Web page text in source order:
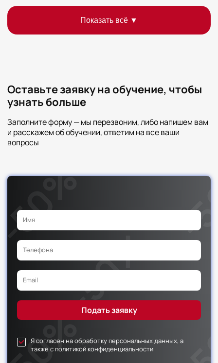
Оставьте заявку на обучение, чтобы
узнать больше
Заполните форму — мы перезвоним, либо напишем вам
и расскажем об обучении, ответим на все ваши
вопросы
Я согласен на обработку персональных данных, а
также с политикой конфиденциальности